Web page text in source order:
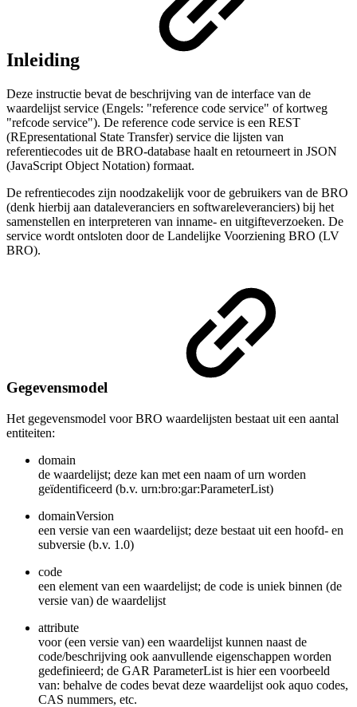
Inleiding
Deze instructie bevat de beschrijving van de interface van de
waardelijst service (Engels: "reference code service" of kortweg
"refcode service"). De reference code service is een REST
(REpresentational State Transfer) service die lijsten van
referentiecodes uit de BRO-database haalt en retourneert in JSON
(JavaScript Object Notation) formaat.
De refrentiecodes zijn noodzakelijk voor de gebruikers van de BRO
(denk hierbij aan dataleveranciers en softwareleveranciers) bij het
samenstellen en interpreteren van inname- en uitgifteverzoeken. De
service wordt ontsloten door de Landelijke Voorziening BRO (LV
BRO).
Gegevensmodel
Het gegevensmodel voor BRO waardelijsten bestaat uit een aantal
entiteiten:
domain
de waardelijst; deze kan met een naam of urn worden
geïdentificeerd (b.v. urn:bro:gar:ParameterList)
domainVersion
een versie van een waardelijst; deze bestaat uit een hoofd- en
subversie (b.v. 1.0)
code
een element van een waardelijst; de code is uniek binnen (de
versie van) de waardelijst
attribute
voor (een versie van) een waardelijst kunnen naast de
code/beschrijving ook aanvullende eigenschappen worden
gedefinieerd; de GAR ParameterList is hier een voorbeeld
van: behalve de codes bevat deze waardelijst ook aquo codes,
CAS nummers, etc.